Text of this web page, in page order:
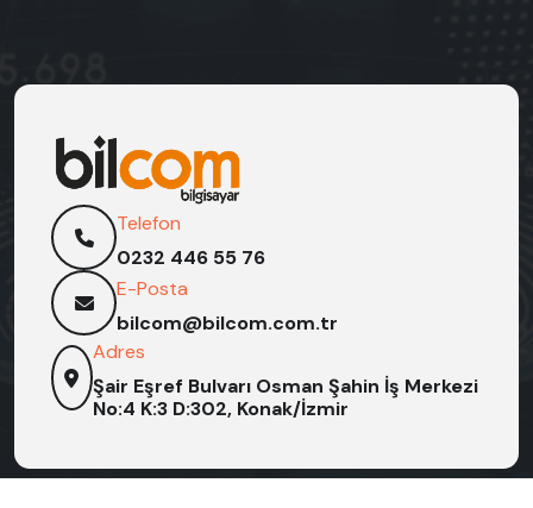
Telefon
0232 446 55 76
E-Posta
bilcom@bilcom.com.tr
Adres
Şair Eşref Bulvarı Osman Şahin İş Merkezi
No:4 K:3 D:302, Konak/İzmir